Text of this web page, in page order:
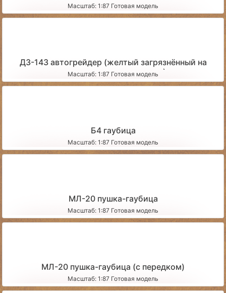
Масштаб: 1:87 Готовая модель
ДЗ-143 автогрейдер (желтый загрязнённый на
декоративном основании)
Масштаб: 1:87 Готовая модель
Б4 гаубица
Масштаб: 1:87 Готовая модель
МЛ-20 пушка-гаубица
Масштаб: 1:87 Готовая модель
МЛ-20 пушка-гаубица (с передком)
Масштаб: 1:87 Готовая модель